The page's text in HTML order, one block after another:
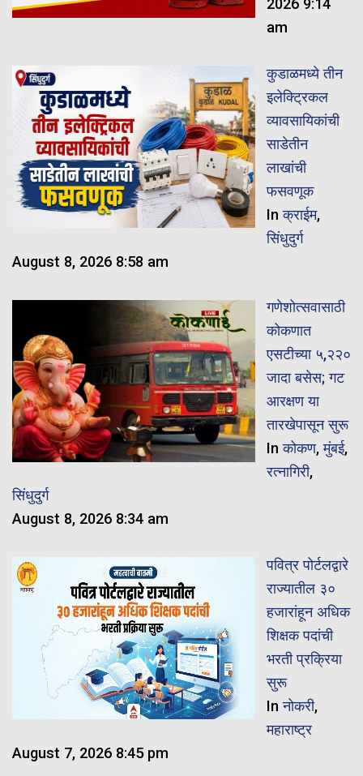
2026 9:14
am
कुडाळमध्ये तीन
इलेक्ट्रिकल
व्यावसायिकांची
साडेतीन
लाखांची
फसवणूक
Inक्राईम,
सिंधुदुर्ग
August 8, 2026 8:58 am
गणेशोत्सवासाठी
कोकणात
एसटीच्या ५,२२०
जादा बसेस; गट
आरक्षण या
तारखेपासून सुरू
Inकोकण,मुंबई,
रत्नागिरी,
सिंधुदुर्ग
August 8, 2026 8:34 am
पवित्र पोर्टलद्वारे
राज्यातील ३०
हजारांहून अधिक
शिक्षक पदांची
भरती प्रक्रिया
सुरू
Inनोकरी,
महाराष्ट्र
August 7, 2026 8:45 pm